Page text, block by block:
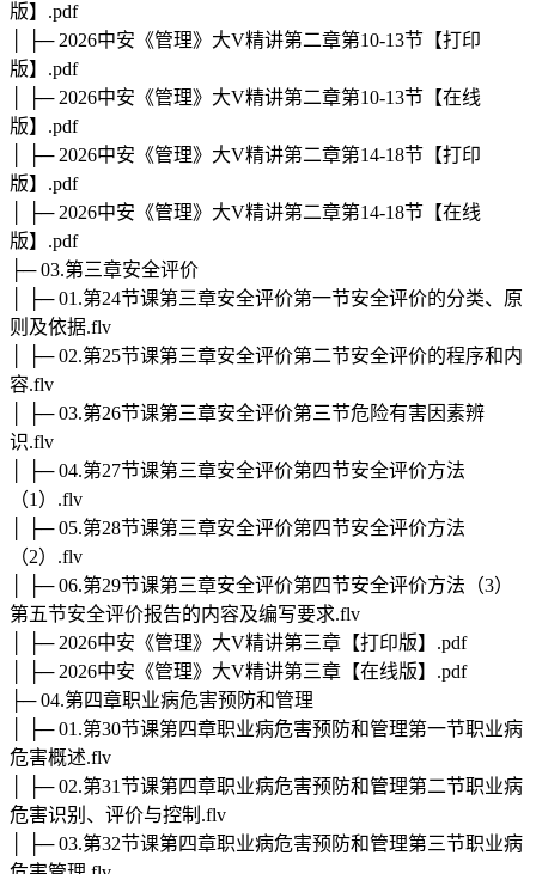
版】.pdf
│ ├─ 2026中安《管理》大V精讲第二章第10-13节【打印
版】.pdf
│ ├─ 2026中安《管理》大V精讲第二章第10-13节【在线
版】.pdf
│ ├─ 2026中安《管理》大V精讲第二章第14-18节【打印
版】.pdf
│ ├─ 2026中安《管理》大V精讲第二章第14-18节【在线
版】.pdf
├─ 03.第三章安全评价
│ ├─ 01.第24节课第三章安全评价第一节安全评价的分类、原
则及依据.flv
│ ├─ 02.第25节课第三章安全评价第二节安全评价的程序和内
容.flv
│ ├─ 03.第26节课第三章安全评价第三节危险有害因素辨
识.flv
│ ├─ 04.第27节课第三章安全评价第四节安全评价方法
（1）.flv
│ ├─ 05.第28节课第三章安全评价第四节安全评价方法
（2）.flv
│ ├─ 06.第29节课第三章安全评价第四节安全评价方法（3）
第五节安全评价报告的内容及编写要求.flv
│ ├─ 2026中安《管理》大V精讲第三章【打印版】.pdf
│ ├─ 2026中安《管理》大V精讲第三章【在线版】.pdf
├─ 04.第四章职业病危害预防和管理
│ ├─ 01.第30节课第四章职业病危害预防和管理第一节职业病
危害概述.flv
│ ├─ 02.第31节课第四章职业病危害预防和管理第二节职业病
危害识别、评价与控制.flv
│ ├─ 03.第32节课第四章职业病危害预防和管理第三节职业病